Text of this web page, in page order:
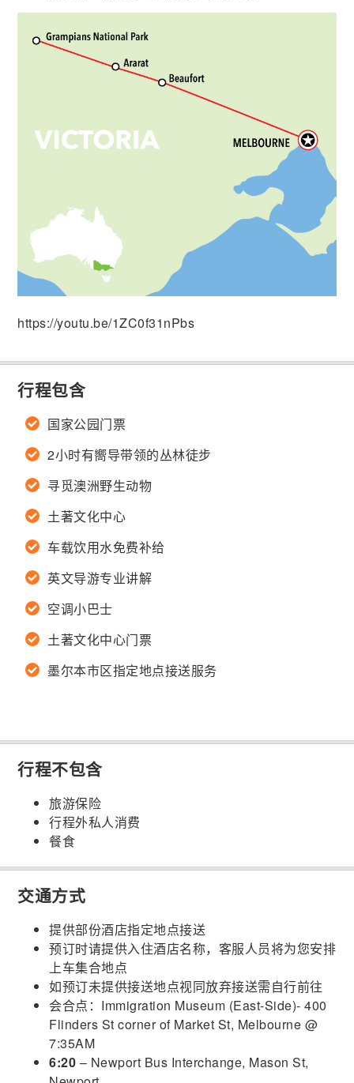
https://youtu.be/1ZC0f31nPbs
行程包含
国家公园门票
2小时有嚮导带领的丛林徒步
寻觅澳洲野生动物
土著文化中心
车载饮用水免费补给
英文导游专业讲解
空调小巴士
土著文化中心门票
墨尔本市区指定地点接送服务
行程不包含
旅游保险
行程外私人消费
餐食
交通方式
提供部份酒店指定地点接送
预订时请提供入住酒店名称，客服人员将为您安排
上车集合地点
如预订未提供接送地点视同放弃接送需自行前往
会合点：Immigration Museum (East-Side)- 400
Flinders St corner of Market St, Melbourne @
7:35AM
6:20 – Newport Bus Interchange, Mason St,